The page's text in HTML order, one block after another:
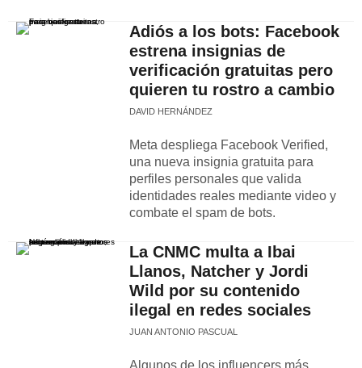
Adiós a los bots: Facebook
estrena insignias de
verificación gratuitas pero
quieren tu rostro a cambio
DAVID HERNÁNDEZ
Meta despliega Facebook Verified,
una nueva insignia gratuita para
perfiles personales que valida
identidades reales mediante video y
combate el spam de bots.
La CNMC multa a Ibai
Llanos, Natcher y Jordi
Wild por su contenido
ilegal en redes sociales
JUAN ANTONIO PASCUAL
Algunos de los influencers más